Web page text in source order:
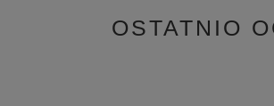
OSTATNIO